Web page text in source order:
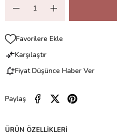
Favorilere Ekle
Karşılaştır
Fiyat Düşünce Haber Ver
Paylaş
ÜRÜN ÖZELLIKLERI